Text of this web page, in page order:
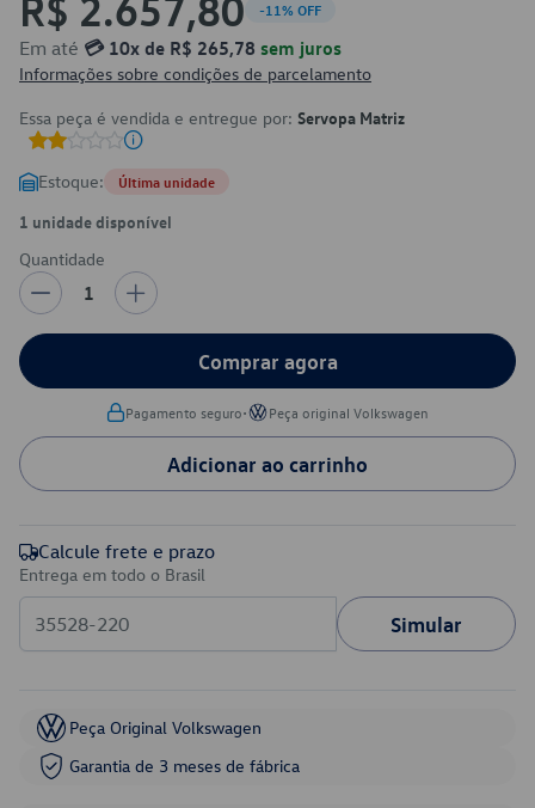
-11% OFF
Em até 💳 10x de R$ 265,78 sem juros
Informações sobre condições de parcelamento
Essa peça é vendida e entregue por: Servopa Matriz
Estoque: Última unidade
1 unidade disponível
Quantidade
1
Comprar agora
Pagamento seguro• Peça original Volkswagen
Adicionar ao carrinho
Calcule frete e prazo
Entrega em todo o Brasil
Simular
Peça Original Volkswagen
Garantia de 3 meses de fábrica